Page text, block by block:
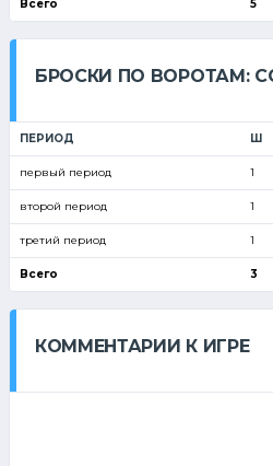
Всего 5
БРОСКИ ПО ВОРОТАМ:
ПЕРИОД Ш
первый период 1
второй период 1
третий период 1
Всего 3
КОММЕНТАРИИ К ИГРЕ